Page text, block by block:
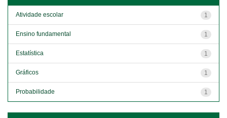
1
Atividade escolar
1
Ensino fundamental
1
Estatística
1
Gráficos
1
Probabilidade